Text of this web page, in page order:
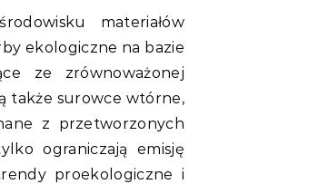
materiałów
ekologiczne na bazie
ze zrównoważonej
także surowce wtórne,
z przetworzonych
ograniczają emisję
proekologiczne i